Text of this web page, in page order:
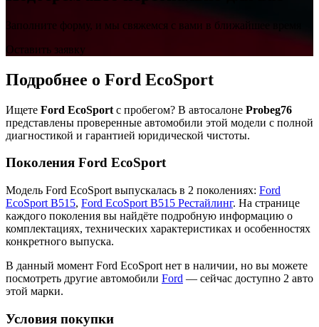
Заполните форму, и мы свяжемся с вами в ближайшее время
Оставить заявку
Подробнее о Ford EcoSport
Ищете Ford EcoSport с пробегом? В автосалоне Probeg76
представлены проверенные автомобили этой модели с полной
диагностикой и гарантией юридической чистоты.
Поколения Ford EcoSport
Модель Ford EcoSport выпускалась в 2 поколениях: Ford
EcoSport B515, Ford EcoSport B515 Рестайлинг. На странице
каждого поколения вы найдёте подробную информацию о
комплектациях, технических характеристиках и особенностях
конкретного выпуска.
В данный момент Ford EcoSport нет в наличии, но вы можете
посмотреть другие автомобили Ford — сейчас доступно 2 авто
этой марки.
Условия покупки